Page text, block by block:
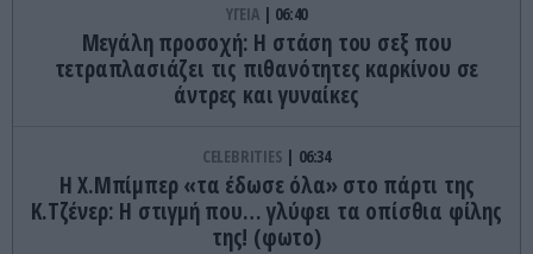
ΥΓΕΙΑ 06:40
Μεγάλη προσοχή: Η στάση του σεξ που
τετραπλασιάζει τις πιθανότητες καρκίνου σε
άντρες και γυναίκες
CELEBRITIES 06:34
Η Χ.Μπίμπερ «τα έδωσε όλα» στο πάρτι της
Κ.Τζένερ: Η στιγμή που… γλύφει τα οπίσθια φίλης
της! (φωτο)